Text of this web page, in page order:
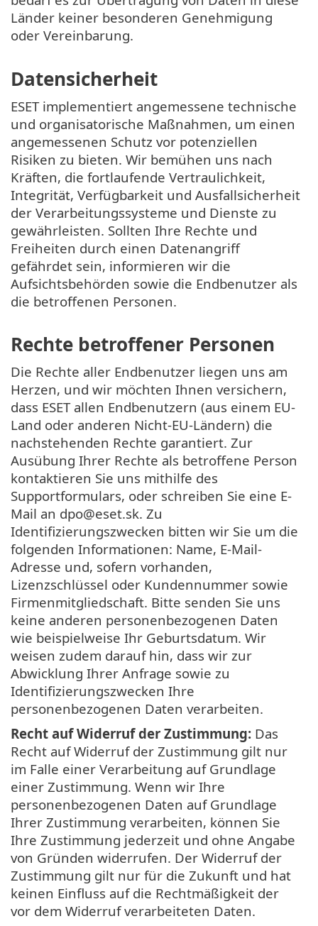
Länder keiner besonderen Genehmigung
oder Vereinbarung.
Datensicherheit
ESET implementiert angemessene technische
und organisatorische Maßnahmen, um einen
angemessenen Schutz vor potenziellen
Risiken zu bieten. Wir bemühen uns nach
Kräften, die fortlaufende Vertraulichkeit,
Integrität, Verfügbarkeit und Ausfallsicherheit
der Verarbeitungssysteme und Dienste zu
gewährleisten. Sollten Ihre Rechte und
Freiheiten durch einen Datenangriff
gefährdet sein, informieren wir die
Aufsichtsbehörden sowie die Endbenutzer als
die betroffenen Personen.
Rechte betroffener Personen
Die Rechte aller Endbenutzer liegen uns am
Herzen, und wir möchten Ihnen versichern,
dass ESET allen Endbenutzern (aus einem EU-
Land oder anderen Nicht-EU-Ländern) die
nachstehenden Rechte garantiert. Zur
Ausübung Ihrer Rechte als betroffene Person
kontaktieren Sie uns mithilfe des
Supportformulars, oder schreiben Sie eine E-
Mail an dpo@eset.sk. Zu
Identifizierungszwecken bitten wir Sie um die
folgenden Informationen: Name, E-Mail-
Adresse und, sofern vorhanden,
Lizenzschlüssel oder Kundennummer sowie
Firmenmitgliedschaft. Bitte senden Sie uns
keine anderen personenbezogenen Daten
wie beispielweise Ihr Geburtsdatum. Wir
weisen zudem darauf hin, dass wir zur
Abwicklung Ihrer Anfrage sowie zu
Identifizierungszwecken Ihre
personenbezogenen Daten verarbeiten.
Recht auf Widerruf der Zustimmung: Das
Recht auf Widerruf der Zustimmung gilt nur
im Falle einer Verarbeitung auf Grundlage
einer Zustimmung. Wenn wir Ihre
personenbezogenen Daten auf Grundlage
Ihrer Zustimmung verarbeiten, können Sie
Ihre Zustimmung jederzeit und ohne Angabe
von Gründen widerrufen. Der Widerruf der
Zustimmung gilt nur für die Zukunft und hat
keinen Einfluss auf die Rechtmäßigkeit der
vor dem Widerruf verarbeiteten Daten.